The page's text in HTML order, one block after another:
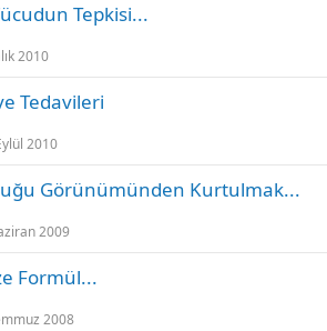
Tepkisi...
2010
Tedavileri
2010
Görünümünden Kurtulmak...
2009
Formül...
2008